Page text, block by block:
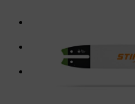
Modelli leggeri P con
con fibra di vetro
Ideali per applicazioni